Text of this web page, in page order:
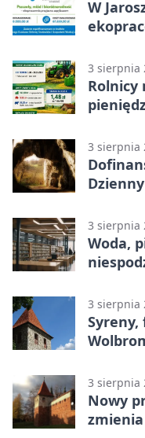
W
3 sierpnia
Rolnicy
3 sierpnia
3 sierpnia
Woda,
3 sierpnia
Syreny,
3 sierpnia
Nowy